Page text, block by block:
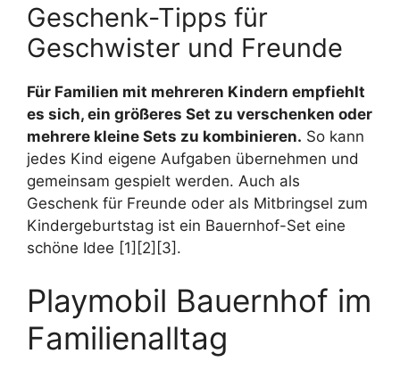
Geschenk-Tipps für
Geschwister und Freunde
Für Familien mit mehreren Kindern empfiehlt
es sich, ein größeres Set zu verschenken oder
mehrere kleine Sets zu kombinieren. So kann
jedes Kind eigene Aufgaben übernehmen und
gemeinsam gespielt werden. Auch als
Geschenk für Freunde oder als Mitbringsel zum
Kindergeburtstag ist ein Bauernhof-Set eine
schöne Idee [1][2][3].
Playmobil Bauernhof im
Familienalltag